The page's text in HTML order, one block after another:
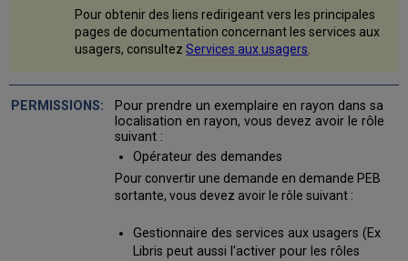
exemplaires
Pour obtenir des liens redirigeant vers les principales
pages de documentation concernant les services aux
usagers, consultezServices aux usagers.
Pour prendre un exemplaire en rayon dans sa
localisation en rayon, vous devez avoir le rôle
suivant :
Opérateur des demandes
Pour convertir une demande en demande PEB
sortante, vous devez avoir le rôle suivant :
Gestionnaire des services aux usagers (Ex
Libris peut aussi l'activer pour les rôles